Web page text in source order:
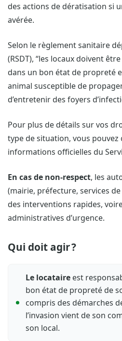
des actions de dératisation si
avérée.
Selon le règlement sanitaire
(RSDT), “les locaux doivent
dans un bon état de propreté
animal susceptible de
d’entretenir des foyers
Pour plus de détails sur vos
type de situation, vous pouvez
informations officielles du
En cas de non-respect, les
(mairie, préfecture, services
des interventions rapides,
administratives d’urgence.
Qui doit agir ?
Le locataire est
bon état de propreté de
compris des démarches
l’invasion vient de son
son local.